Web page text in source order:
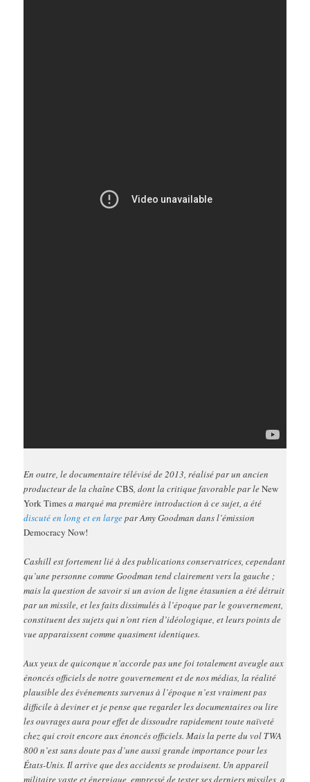
En outre, le documentaire télévisé de 2013, réalisé par un ancien
producteur de la chaîneCBS, dont la critique favorable par leNew
York Timesa marqué ma première introduction à ce sujet, a été
discuté en long et en largepar Amy Goodman dans l’émission
Democracy Now!
Cashill est fortement lié à des publications conservatrices, cependant
qu’une personne comme Goodman tend clairement vers la gauche ;
mais la question de savoir si un avion de ligne étasunien a été détruit
par un missile, et les faits dissimulés à l’époque par le gouvernement,
constituent des sujets qui n’ont rien d’idéologique, et leurs points de
vue apparaissent comme quasiment identiques.
Aux yeux de quiconque n’accorde pas une foi totalement aveugle aux
énoncés officiels de notre gouvernement et de nos médias, la réalité
plausible des événements survenus à l’époque n’est vraiment pas
difficile à deviner et je pense que regarder les documentaires ou lire
les ouvrages aura pour effet de dissoudre rapidement toute naïveté
chez qui croit encore aux énoncés officiels. Mais la perte du vol TWA
800 n’est sans doute pas d’une aussi grande importance pour les
États-Unis. Il arrive que des accidents se produisent. Un appareil
militaire vaste et énergique, empressé de tester ses derniers missiles, a